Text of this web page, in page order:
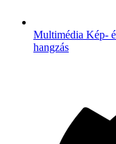
Multimédia Kép-
hangzás